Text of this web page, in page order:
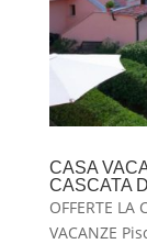
CASA
CASCATA
OFFERTE LA
VACANZE